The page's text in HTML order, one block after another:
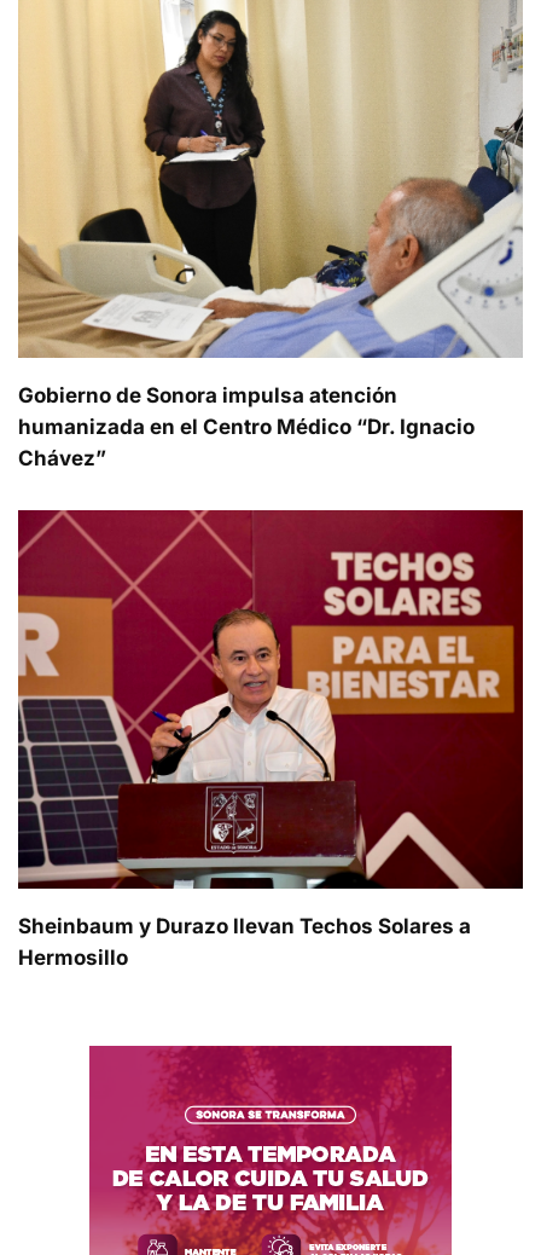
Gobierno de Sonora impulsa atención
humanizada en el Centro Médico “Dr. Ignacio
Chávez”
Sheinbaum y Durazo llevan Techos Solares a
Hermosillo